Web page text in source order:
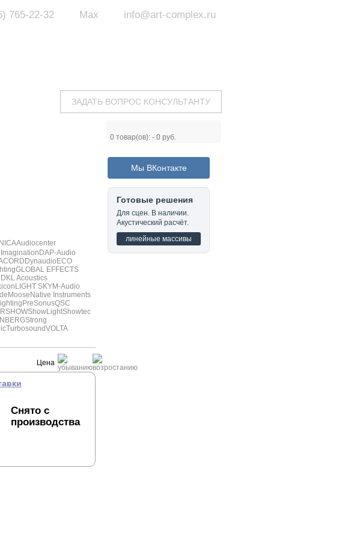
info@art-complex.ru
Max
765-22-32
ЗАДАТЬ ВОПРОС КОНСУЛЬТАНТУ
0 товар(ов): - 0 руб.
Audiocenter
DAP-Audio
Dynaudio ECO
GLOBAL EFFECTS
KL Acoustics
LIGHT SKYM-Audio
Moose Native Instruments
PreSonusQSC
SHOWShowLightShowtec
Strong
TurbosoundVOLTA
Цена
Снято с
производства
Мы ВКонтакте
Готовые решения
Для сцен. В наличии.
Акустический расчёт.
линейные массивы